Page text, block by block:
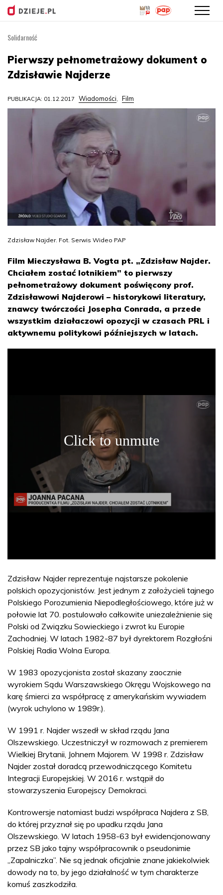
treści
Solidarność
Pierwszy pełnometrażowy dokument o
Zdzisławie Najderze
PUBLIKACJA: 01.12.2017 Wiadomości, Film
Zdzisław Najder. Fot. Serwis Wideo PAP
Film Mieczysława B. Vogta pt. „Zdzisław Najder.
Chciałem zostać lotnikiem” to pierwszy
pełnometrażowy dokument poświęcony prof.
Zdzisławowi Najderowi – historykowi literatury,
znawcy twórczości Josepha Conrada, a przede
wszystkim działaczowi opozycji w czasach PRL i
aktywnemu politykowi późniejszych w latach.
Zdzisław Najder reprezentuje najstarsze pokolenie
polskich opozycjonistów. Jest jednym z założycieli tajnego
Polskiego Porozumienia Niepodległościowego, które już w
połowie lat 70. postulowało całkowite uniezależnienie się
Polski od Związku Sowieckiego i zwrot ku Europie
Zachodniej. W latach 1982-87 był dyrektorem Rozgłośni
Polskiej Radia Wolna Europa.
W 1983 opozycjonista został skazany zaocznie
wyrokiem Sądu Warszawskiego Okręgu Wojskowego na
karę śmierci za współpracę z amerykańskim wywiadem
(wyrok uchylono w 1989r.).
W 1991 r. Najder wszedł w skład rządu Jana
Olszewskiego. Uczestniczył w rozmowach z premierem
Wielkiej Brytanii, Johnem Majorem. W 1998 r. Zdzisław
Najder został doradcą przewodniczącego Komitetu
Integracji Europejskiej. W 2016 r. wstąpił do
stowarzyszenia Europejscy Demokraci.
Kontrowersje natomiast budzi współpraca Najdera z SB,
do której przyznał się po upadku rządu Jana
Olszewskiego. W latach 1958-63 był ewidencjonowany
przez SB jako tajny współpracownik o pseudonimie
„Zapalniczka”. Nie są jednak oficjalnie znane jakiekolwiek
dowody na to, by jego działalność w tym charakterze
komuś zaszkodziła.